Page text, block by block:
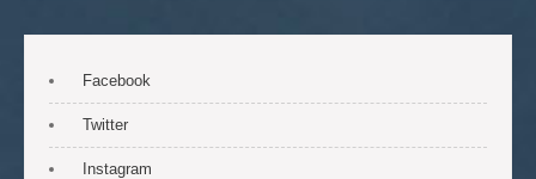
Facebook
Twitter
Instagram